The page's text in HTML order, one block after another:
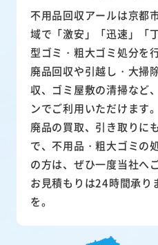
不用品回収アールは京都
域で「激安」「迅速」「
型ゴミ・粗大ゴミ処分を
廃品回収や引越し・大掃
収、ゴミ屋敷の清掃など
ンでご利用いただけます。
廃品の買取、引き取りに
で、不用品・粗大ゴミの
の方は、ぜひ一度当社へ
お見積もりは24時間承り
を。